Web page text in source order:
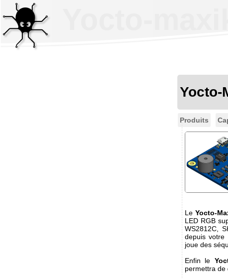
Yocto-
Produits
Le Yocto-
LED RGB
WS2812C,
depuis
joue des
Enfin le
permettra de